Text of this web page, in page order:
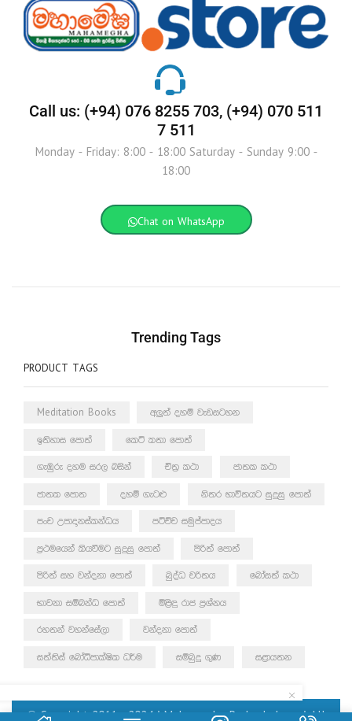
Call us: (+94) 076 8255 703, (+94) 070 511
7 511
Monday - Friday: 8:00 - 18:00 Saturday - Sunday 9:00 -
18:00
Chat on WhatsApp
Trending Tags
PRODUCT TAGS
Meditation Books අලුත් දහම් වැඩසටහන
ඉතිහාස පොත් කෙටි කතා පොත්
ගැඹුරු දහම සරල බසින් චිත්‍ර කථා ජාතක කථා
ජාතක පොත දහම් ගැටළු නිතර භාවිතයට සුදුසු පොත්
පංච උපාදානස්කන්ධය පටිච්ච සමුප්පාදය
ප්‍රථමයෙන් කියවීමට සුදුසු පොත් පිරිත් පොත්
පිරිත් සහ වන්දනා පොත් බුද්ධ චරිතය බෝසත් කථා
භාවනා සම්බන්ධ පොත් මිළිඳු රාජ ප්‍රශ්නය
රහතන් වහන්සේලා වන්දනා පොත්
සත්තිස් බෝධිපාක්ෂික ධර්ම සම්බුදු ගුණ සළායතන
© Copyright 2011 – 2024 | Mahamegha Prakashakayo | All